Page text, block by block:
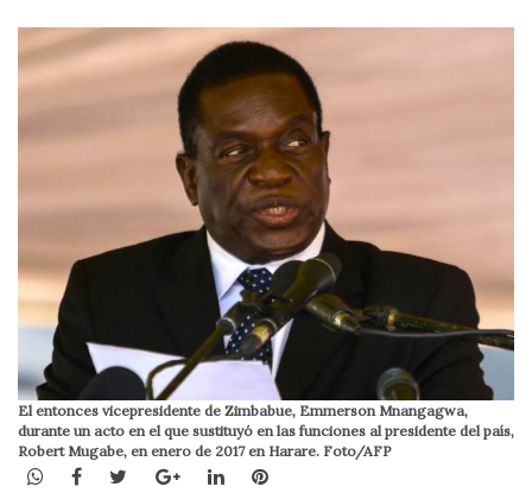
El entonces vicepresidente de Zimbabue, Emmerson Mnangagwa,
durante un acto en el que sustituyó en las funciones al presidente del país,
Robert Mugabe, en enero de 2017 en Harare. Foto/AFP
WhatsApp
Facebook
TwitterGoogle+LinkedInPinterest